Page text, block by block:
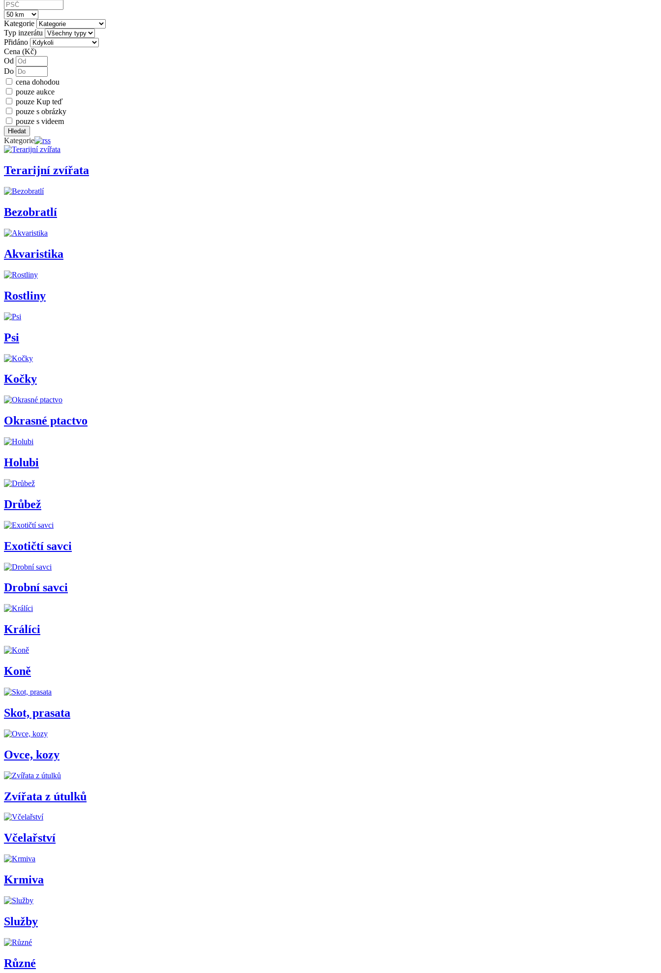
Kategorie
Typ inzerátu
Přidáno
Cena (Kč)
Od
Do
cena dohodou
pouze aukce
pouze Kup teď
pouze s obrázky
pouze s videem
Hledat
Kategorie
Terarijní zvířata
Bezobratlí
Akvaristika
Rostliny
Psi
Kočky
Okrasné ptactvo
Holubi
Drůbež
Exotičtí savci
Drobní savci
Králíci
Koně
Skot, prasata
Ovce, kozy
Zvířata z útulků
Včelařství
Krmiva
Služby
Různé